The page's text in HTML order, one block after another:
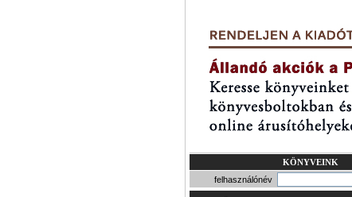
KÖNYVEINK
felhasználónév